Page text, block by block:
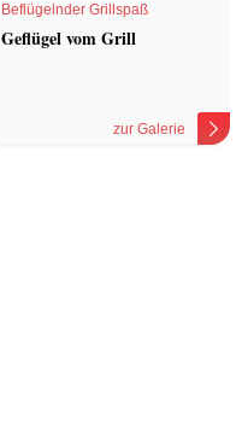
Beflügelnder Grillspaß
Geflügel vom Grill
zur Galerie